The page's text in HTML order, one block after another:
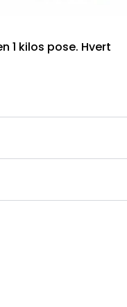
1 kilos pose. Hvert